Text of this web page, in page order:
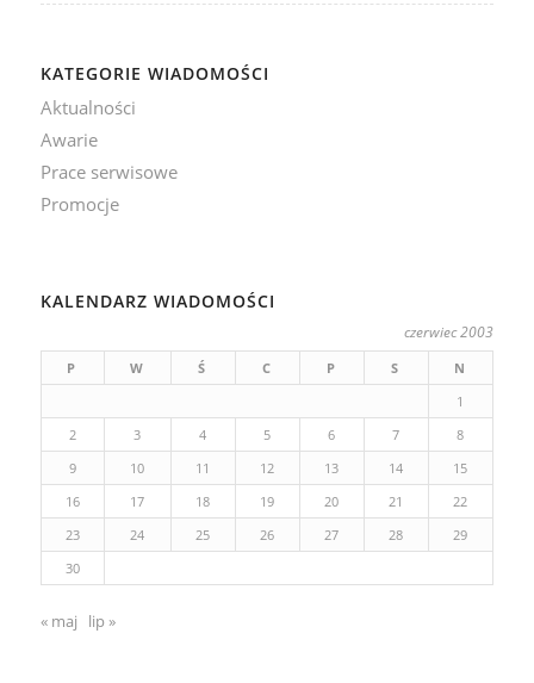
KATEGORIE WIADOMOŚCI
Aktualności
Awarie
Prace serwisowe
Promocje
KALENDARZ WIADOMOŚCI
czerwiec 2003
P W Ś C P S
N
1
2
3 4 5 6 7
8
9
10 11 12 13 14
15
16
17 18 19 20 21
22
23
24 25 26 27 28
29
30
« maj lip »